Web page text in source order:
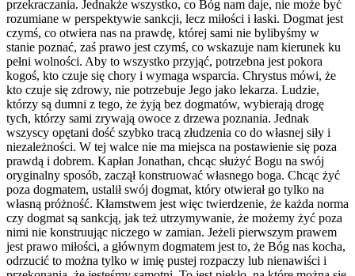
przekraczania. Jednakże wszystko, co Bóg nam daje, nie może być
rozumiane w perspektywie sankcji, lecz miłości i łaski. Dogmat jest
czymś, co otwiera nas na prawdę, której sami nie bylibyśmy w
stanie poznać, zaś prawo jest czymś, co wskazuje nam kierunek ku
pełni wolności. Aby to wszystko przyjąć, potrzebna jest pokora
kogoś, kto czuje się chory i wymaga wsparcia. Chrystus mówi, że
kto czuje się zdrowy, nie potrzebuje Jego jako lekarza. Ludzie,
którzy są dumni z tego, że żyją bez dogmatów, wybierają drogę
tych, którzy sami zrywają owoce z drzewa poznania. Jednak
wszyscy opętani dość szybko tracą złudzenia co do własnej siły i
niezależności. W tej walce nie ma miejsca na postawienie się poza
prawdą i dobrem. Kapłan Jonathan, chcąc służyć Bogu na swój
oryginalny sposób, zaczął konstruować własnego boga. Chcąc żyć
poza dogmatem, ustalił swój dogmat, który otwierał go tylko na
własną próżność. Kłamstwem jest więc twierdzenie, że każda norma
czy dogmat są sankcją, jak też utrzymywanie, że możemy żyć poza
nimi nie konstruując niczego w zamian. Jeżeli pierwszym prawem
jest prawo miłości, a głównym dogmatem jest to, że Bóg nas kocha,
odrzucić to można tylko w imię pustej rozpaczy lub nienawiści i